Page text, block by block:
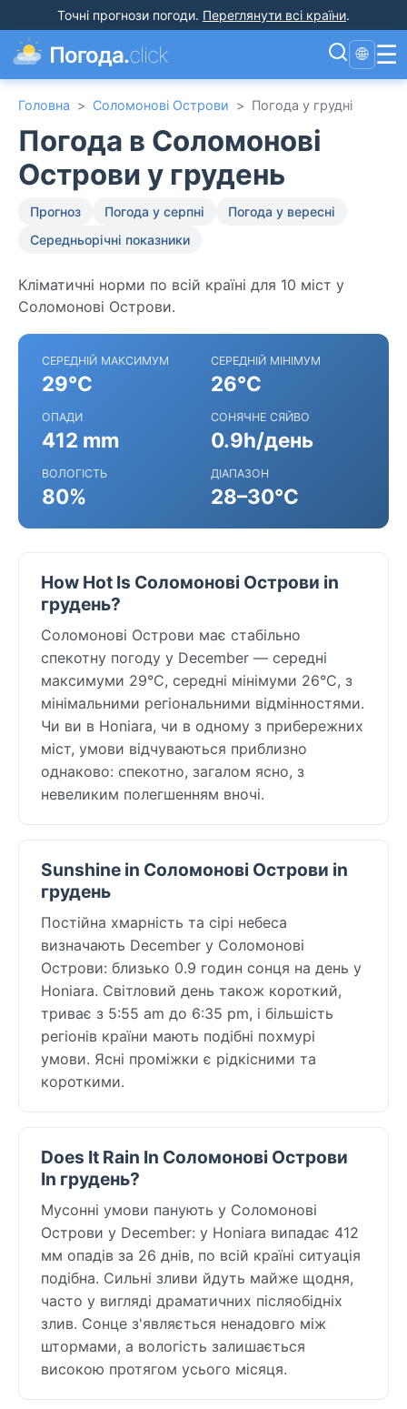
Точні прогнози погоди. Переглянути всі країни.
Погода.click 🌐 ☰
Головна > Соломонові Острови > Погода у грудні
Погода в Соломонові
Острови у грудень
Прогноз Погода у серпні
Погода у вересні
Середньорічні показники
Кліматичні норми по всій країні для 10 міст у
Соломонові Острови.
СЕРЕДНІЙ МАКСИМУМ
29°C
СЕРЕДНІЙ МІНІМУМ
26°C
ОПАДИ
412 mm
СОНЯЧНЕ СЯЙВО
0.9h/день
ВОЛОГІСТЬ
80%
ДІАПАЗОН
28–30°C
How Hot Is Соломонові Острови in
грудень?
Соломонові Острови має стабільно
спекотну погоду у December — середні
максимуми 29°C, середні мінімуми 26°C, з
мінімальними регіональними відмінностями.
Чи ви в Honiara, чи в одному з прибережних
міст, умови відчуваються приблизно
однаково: спекотно, загалом ясно, з
невеликим полегшенням вночі.
Sunshine in Соломонові Острови in
грудень
Постійна хмарність та сірі небеса
визначають December у Соломонові
Острови: близько 0.9 годин сонця на день у
Honiara. Світловий день також короткий,
триває з 5:55 am до 6:35 pm, і більшість
регіонів країни мають подібні похмурі
умови. Ясні проміжки є рідкісними та
короткими.
Does It Rain In Соломонові Острови
In грудень?
Мусонні умови панують у Соломонові
Острови у December: у Honiara випадає 412
мм опадів за 26 днів, по всій країні ситуація
подібна. Сильні зливи йдуть майже щодня,
часто у вигляді драматичних післяобідніх
злив. Сонце з'являється ненадовго між
штормами, а вологість залишається
високою протягом усього місяця.